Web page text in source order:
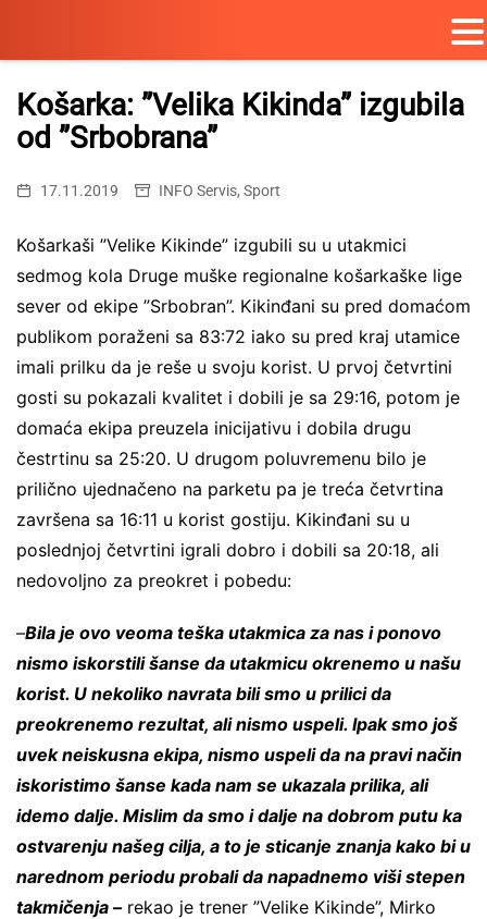
Skip
content
Košarka: ”Velika Kikinda” izgubila
od ”Srbobrana”
17.11.2019 INFO Servis, Sport
Košarkaši ”Velike Kikinde” izgubili su u utakmici
sedmog kola Druge muške regionalne košarkaške lige
sever od ekipe ”Srbobran”. Kikinđani su pred domaćom
publikom poraženi sa 83:72 iako su pred kraj utamice
imali prilku da je reše u svoju korist. U prvoj četvrtini
gosti su pokazali kvalitet i dobili je sa 29:16, potom je
domaća ekipa preuzela inicijativu i dobila drugu
čestrtinu sa 25:20. U drugom poluvremenu bilo je
prilično ujednačeno na parketu pa je treća četvrtina
završena sa 16:11 u korist gostiju. Kikinđani su u
poslednjoj četvrtini igrali dobro i dobili sa 20:18, ali
nedovoljno za preokret i pobedu:
–Bila je ovo veoma teška utakmica za nas i ponovo
nismo iskorstili šanse da utakmicu okrenemo u našu
korist. U nekoliko navrata bili smo u prilici da
preokrenemo rezultat, ali nismo uspeli. Ipak smo još
uvek neiskusna ekipa, nismo uspeli da na pravi način
iskoristimo šanse kada nam se ukazala prilika, ali
idemo dalje. Mislim da smo i dalje na dobrom putu ka
ostvarenju našeg cilja, a to je sticanje znanja kako bi u
narednom periodu probali da napadnemo viši stepen
takmičenja –rekao je trener ”Velike Kikinde”, Mirko